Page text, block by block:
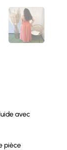
avec
pièce